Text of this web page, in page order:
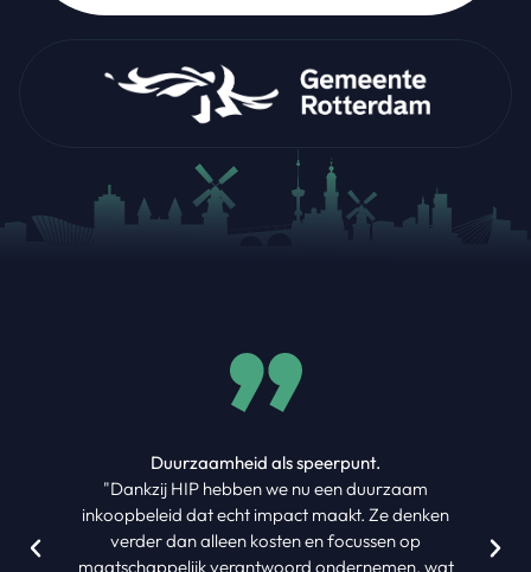
Duurzaamheid als speerpunt.
"Dankzij HIP hebben we nu een duurzaam
inkoopbeleid dat echt impact maakt. Ze denken
verder dan alleen kosten en focussen op
maatschappelijk verantwoord ondernemen, wat